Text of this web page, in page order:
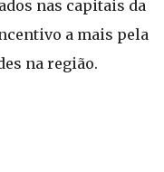
nas capitais da
a mais pela
na região.